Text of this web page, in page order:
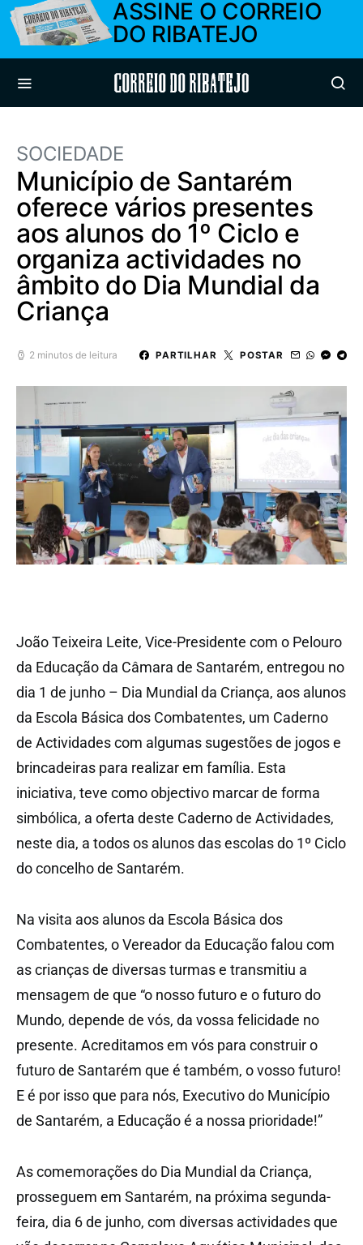
ASSINE O CORREIO
DO RIBATEJO
Correio do Ribatejo
SOCIEDADE
Município de Santarém
oferece vários presentes
aos alunos do 1º Ciclo e
organiza actividades no
âmbito do Dia Mundial da
Criança
2 minutos de leitura PARTILHAR POSTAR
João Teixeira Leite, Vice-Presidente com o Pelouro
da Educação da Câmara de Santarém, entregou no
dia 1 de junho – Dia Mundial da Criança, aos alunos
da Escola Básica dos Combatentes, um Caderno
de Actividades com algumas sugestões de jogos e
brincadeiras para realizar em família. Esta
iniciativa, teve como objectivo marcar de forma
simbólica, a oferta deste Caderno de Actividades,
neste dia, a todos os alunos das escolas do 1º Ciclo
do concelho de Santarém.
Na visita aos alunos da Escola Básica dos
Combatentes, o Vereador da Educação falou com
as crianças de diversas turmas e transmitiu a
mensagem de que “o nosso futuro e o futuro do
Mundo, depende de vós, da vossa felicidade no
presente. Acreditamos em vós para construir o
futuro de Santarém que é também, o vosso futuro!
E é por isso que para nós, Executivo do Município
de Santarém, a Educação é a nossa prioridade!”
As comemorações do Dia Mundial da Criança,
prosseguem em Santarém, na próxima segunda-
feira, dia 6 de junho, com diversas actividades que